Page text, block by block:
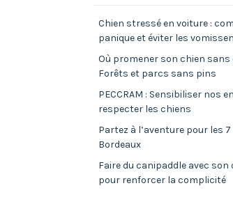
Chien stressé en voiture :
panique et éviter les
Où promener son chien sans
Forêts et parcs sans pins
PECCRAM : Sensibiliser nos
respecter les chiens
Partez à l’aventure pour les
Bordeaux
Faire du canipaddle avec
pour renforcer la complicité